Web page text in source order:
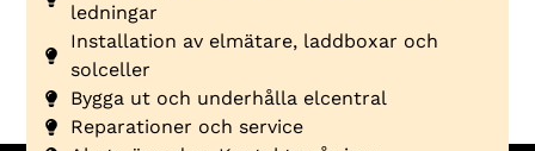
ledningar
Installation av elmätare, laddboxar och
solceller
Bygga ut och underhålla elcentral
Reparationer och service